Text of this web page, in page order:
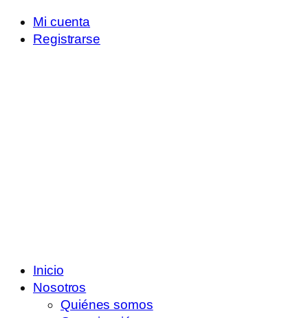
Mi cuenta
Registrarse
Inicio
Nosotros
Quiénes somos